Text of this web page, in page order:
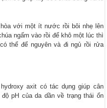
với một ít nước rồi bôi nhẹ lên
ngấm vào rồi để khô một lúc thì
thể để nguyên và đi ngủ rồi rửa
axit có tác dụng giúp cân
pH của da dần về trạng thái ổn